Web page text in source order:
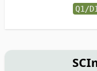
Q1/D1